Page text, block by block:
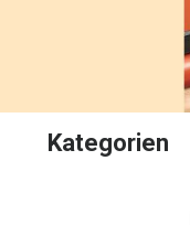
Kategorien